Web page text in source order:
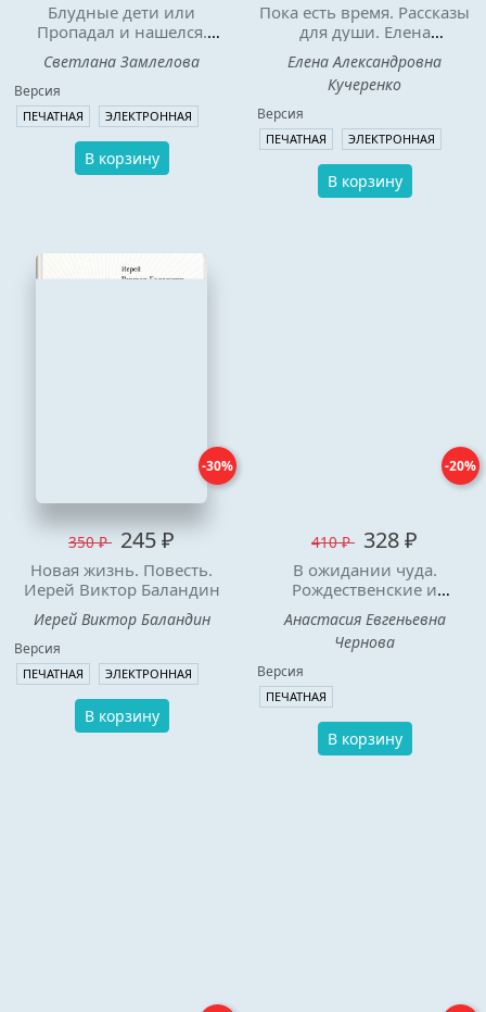
Блудные дети или
Пропадал и нашелся.
Роман. Светлана
Замлелова
Светлана Замлелова
Версия
ПЕЧАТНАЯ ЭЛЕКТРОННАЯ
В корзину
Пока есть время. Рассказы
для души. Елена
Кучеренко
Елена Александровна
Кучеренко
Версия
ПЕЧАТНАЯ ЭЛЕКТРОННАЯ
В корзину
-30%
350 ₽ 245 ₽
Новая жизнь. Повесть.
Иерей Виктор Баландин
Иерей Виктор Баландин
Версия
ПЕЧАТНАЯ ЭЛЕКТРОННАЯ
В корзину
-20%
410 ₽ 328 ₽
В ожидании чуда.
Рождественские и
святочные рассказы.
Дополненное издание.
Анастасия Евгеньевна
Чернова
Версия
ПЕЧАТНАЯ
В корзину